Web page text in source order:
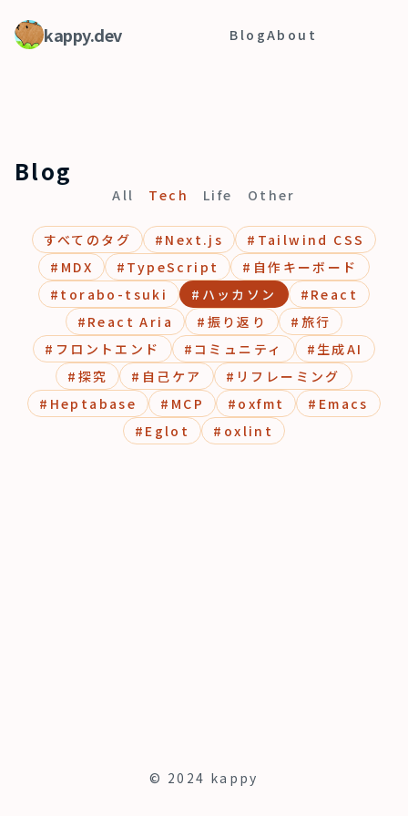
kappy.dev BlogAbout
Blog
All Tech Life Other
すべてのタグ # Next.js # Tailwind CSS
# MDX # TypeScript # 自作キーボード
# torabo-tsuki # ハッカソン # React
# React Aria # 振り返り # 旅行
# フロントエンド # コミュニティ # 生成AI
# 探究 # 自己ケア # リフレーミング
# Heptabase # MCP # oxfmt # Emacs
# Eglot # oxlint
© 2024 kappy